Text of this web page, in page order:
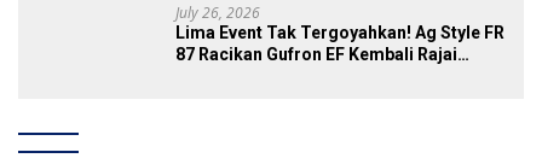
July 26, 2026
Lima Event Tak Tergoyahkan! Ag Style FR
87 Racikan Gufron EF Kembali Rajai